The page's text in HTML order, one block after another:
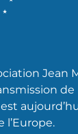
Jean
de
l’Europe.